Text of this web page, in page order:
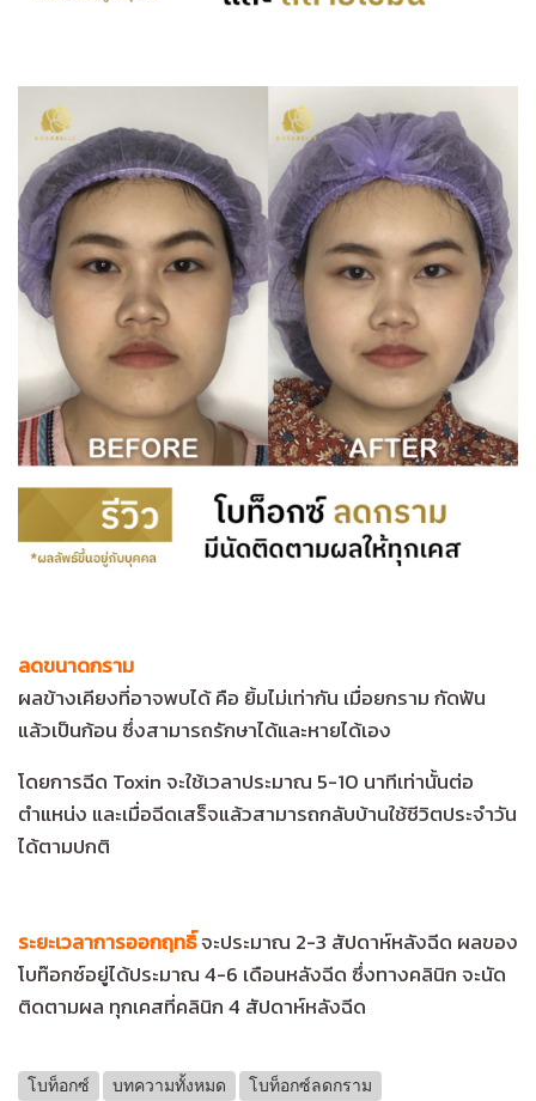
ลดขนาดกราม
ผลข้างเคียงที่อาจพบได้ คือ ยิ้มไม่เท่ากัน เมื่อยกราม กัดฟัน
แล้วเป็นก้อน ซึ่งสามารถรักษาได้และหายได้เอง
โดยการฉีด Toxin จะใช้เวลาประมาณ 5-10 นาทีเท่านั้นต่อ
ตำแหน่ง และเมื่อฉีดเสร็จแล้วสามารถกลับบ้านใช้ชีวิตประจำวัน
ได้ตามปกติ
ระยะเวลาการออกฤทธิ์จะประมาณ 2-3 สัปดาห์หลังฉีด ผลของ
โบท๊อกซ์อยู่ได้ประมาณ 4-6 เดือนหลังฉีด ซึ่งทางคลินิก จะนัด
ติดตามผล ทุกเคสที่คลินิก 4 สัปดาห์หลังฉีด
โบท็อกซ์ บทความทั้งหมด โบท็อกซ์ลดกราม